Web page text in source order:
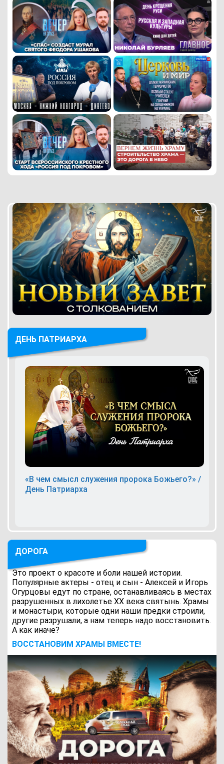
ДЕНЬ ПАТРИАРХА
«В чем смысл служения пророка Божьего?» /
День Патриарха
ДОРОГА
Это проект о красоте и боли нашей истории.
Популярные актеры - отец и сын - Алексей и Игорь
Огурцовы едут по стране, останавливаясь в местах
разрушенных в лихолетье ХХ века святынь. Храмы
и монастыри, которые одни наши предки строили,
другие разрушали, а нам теперь надо восстановить.
А как иначе?
ВОCСТАНОВИМ ХРАМЫ ВМЕСТЕ!